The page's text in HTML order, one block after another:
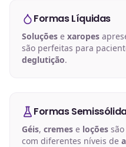
Formas Líquidas
Soluções e xaropes
são perfeitas para
deglutição.
Formas
Géis, cremes e loções
com diferentes níveis de